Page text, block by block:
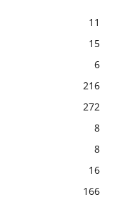
11
15
6
216
272
8
8
16
166